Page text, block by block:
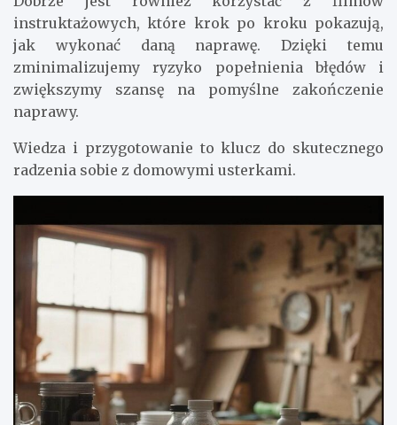
instruktażowych, które krok po kroku pokazują,
jak wykonać daną naprawę. Dzięki temu
zminimalizujemy ryzyko popełnienia błędów i
zwiększymy szansę na pomyślne zakończenie
naprawy.
Wiedza i przygotowanie to klucz do skutecznego
radzenia sobie z domowymi usterkami.